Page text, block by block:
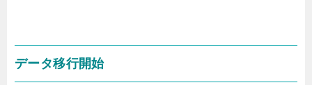
データ移行開始